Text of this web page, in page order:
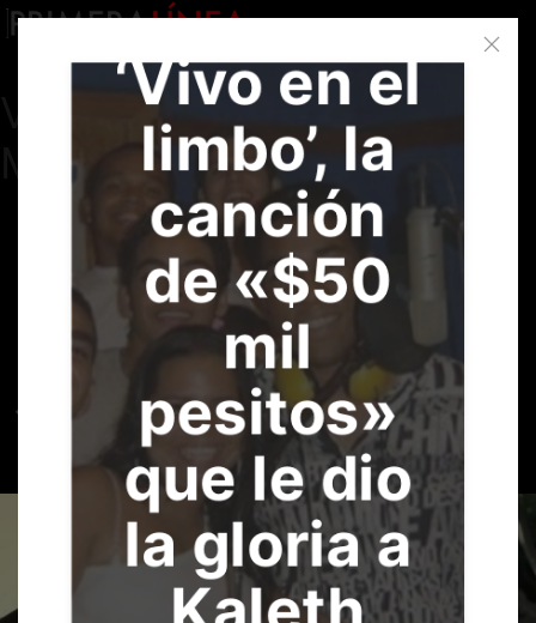
Vivencias de Kaleth
Morales
‘Vivo en el
limbo’, la
canción
de «$50
mil
pesitos»
que le dio
la gloria a